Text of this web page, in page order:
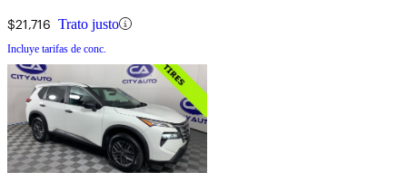
$21,716 Trato justo
Incluye tarifas de conc.